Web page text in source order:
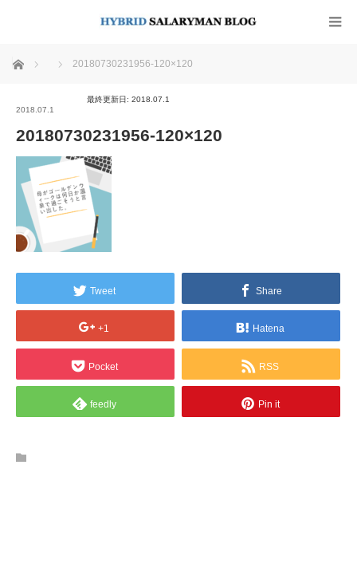
ホーム 20180730231956-120×120
2018.07.1
最終更新日: 2018.07.1
20180730231956-120×120
Tweet Share
+1 Hatena
Pocket RSS
feedly Pin it